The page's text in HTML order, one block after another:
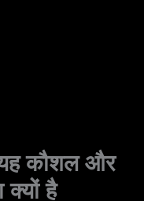
कौशल और
क्यों है